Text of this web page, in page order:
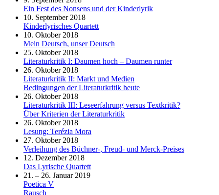
Ein Fest des Nonsens und der Kinderlyrik
10. September 2018
Kinderlyrisches Quartett
10. Oktober 2018
Mein Deutsch, unser Deutsch
25. Oktober 2018
Literaturkritik I: Daumen hoch – Daumen runter
26. Oktober 2018
Literaturkritik II: Markt und Medien
Bedingungen der Literaturkritik heute
26. Oktober 2018
Literaturkritik III: Leseerfahrung versus Textkritik?
Über Kriterien der Literaturkritik
26. Oktober 2018
Lesung: Terézia Mora
27. Oktober 2018
Verleihung des Büchner-, Freud- und Merck-Preises
12. Dezember 2018
Das Lyrische Quartett
21. – 26. Januar 2019
Poetica V
Rausch